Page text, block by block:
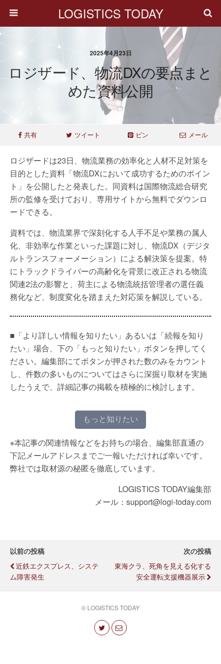
LOGISTICS TODAY
2025年4月23日
ロジザード、物流DXの要点まと
めた資料公開
共有 ツイート ピン メール
ロジザードは23日、物流業務の効率化と人材不足対策を
目的とした資料「物流DXにおいて成功するためのポイン
ト」を公開したと発表した。同資料は国際物流総合研究
所の監修を受けており、専用サイトから無料でダウンロ
ードできる。
資料では、物流業界で深刻化する人手不足や業務の属人
化、非効率な作業といった課題に対し、物流DX（デジタ
ルトランスフォーメーション）による解決策を提案。特
にトラックドライバーの高齢化を背景に改正される物流
関連2法の影響と、荷主による物流統括管理者の選任義
務化など、制度変化を踏まえた対応策を解説している。
■「より詳しい情報を知りたい」あるいは「続報を知り
たい」場合、下の「もっと知りたい」ボタンを押してく
ださい。編集部にてボタンが押された数のみをカウント
し、件数の多いものについてはさらに深掘り取材を実施
したうえで、詳細記事の掲載を積極的に検討します。
もっと知りたい
※本記事の関連情報などをお持ちの場合、編集部直通の
下記メールアドレスまでご一報いただければ幸いです。
弊社では取材源の秘匿を徹底しています。
LOGISTICS TODAY編集部
メール：support@logi-today.com
以前の投稿
近鉄エクスプレス、システ
ム障害発生
次の投稿
東海クラ、死角を見える化する
安全運転支援機器展示
© LOGISTICS TODAY